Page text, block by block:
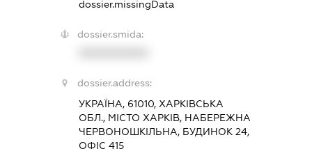
dossier.missingData
dossier.smida:
dossier.address:
УКРАЇНА, 61010, ХАРКІВСЬКА
ОБЛ., МІСТО ХАРКІВ, НАБЕРЕЖНА
ЧЕРВОНОШКІЛЬНА, БУДИНОК 24,
ОФІС 415